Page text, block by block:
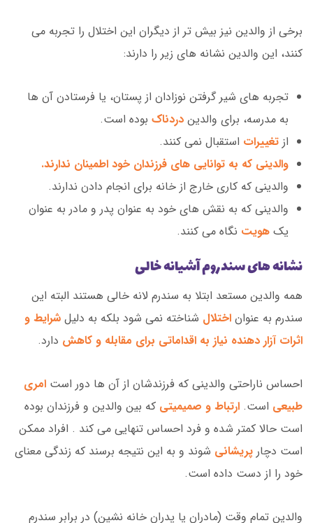
برخی از والدین نیز بیش تر از دیگران این اختلال را تجربه می
کنند، این والدین نشانه های زیر را دارند:
تجربه های شیر گرفتن نوزادان از پستان، یا فرستادن آن ها
به مدرسه، برای والدین دردناک بوده است.
از تغییرات استقبال نمی کنند.
والدینی که به توانایی های فرزندان خود اطمینان ندارند.
والدینی که کاری خارج از خانه برای انجام دادن ندارند.
والدینی که به نقش های خود به عنوان پدر و مادر به عنوان
یک هویت نگاه می کنند.
نشانه های سندروم آشیانه خالی
همه والدین مستعد ابتلا به سندرم لانه خالی هستند البته این
سندرم به عنوان اختلال شناخته نمی شود بلکه به دلیل شرایط و
اثرات آزار دهنده نیاز به اقداماتی برای مقابله و کاهش دارد.
احساس ناراحتی والدینی که فرزندشان از آن ها دور است امری
طبیعی است. ارتباط و صمیمیتی که بین والدین و فرزندان بوده
است حالا کمتر شده و فرد احساس تنهایی می کند . افراد ممکن
است دچار پریشانی شوند و به این نتیجه برسند که زندگی معنای
خود را از دست داده است.
والدین تمام وقت (مادران یا پدران خانه نشین) در برابر سندرم